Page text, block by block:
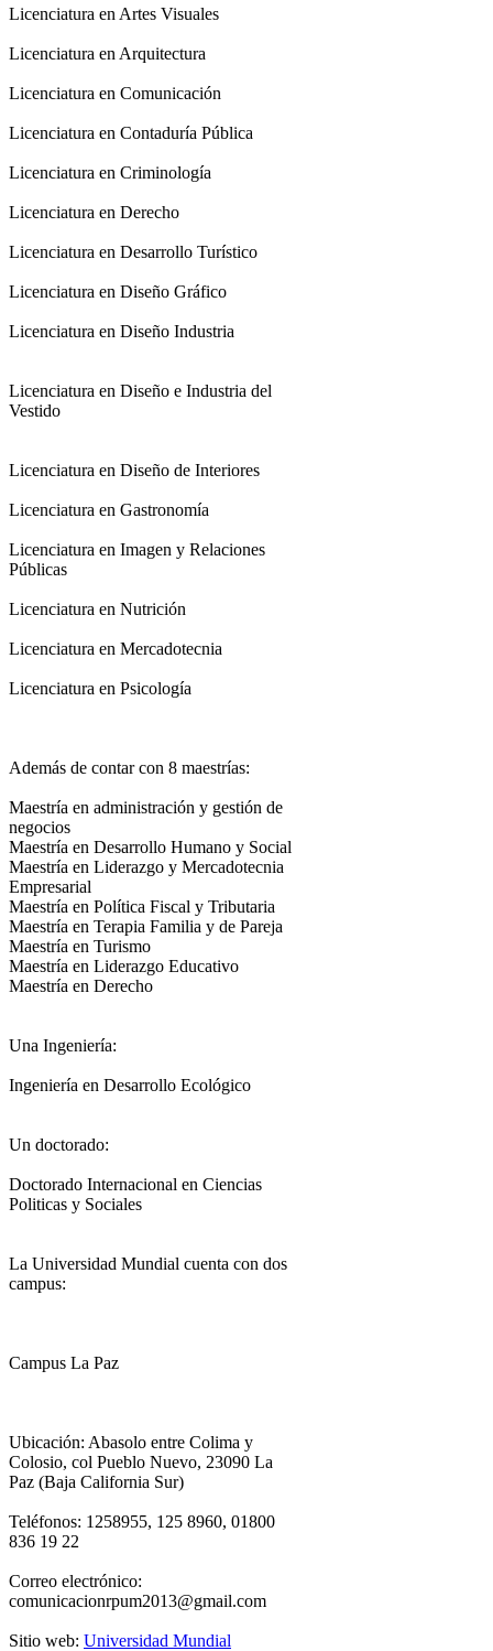
Licenciatura en Artes Visuales
Licenciatura en Arquitectura
Licenciatura en Comunicación
Licenciatura en Contaduría Pública
Licenciatura en Criminología
Licenciatura en Derecho
Licenciatura en Desarrollo Turístico
Licenciatura en Diseño Gráfico
Licenciatura en Diseño Industria
Licenciatura en Diseño e Industria del
Vestido
Licenciatura en Diseño de Interiores
Licenciatura en Gastronomía
Licenciatura en Imagen y Relaciones
Públicas
Licenciatura en Nutrición
Licenciatura en Mercadotecnia
Licenciatura en Psicología
Además de contar con 8 maestrías:
Maestría en administración y gestión de
negocios
Maestría en Desarrollo Humano y Social
Maestría en Liderazgo y Mercadotecnia
Empresarial
Maestría en Política Fiscal y Tributaria
Maestría en Terapia Familia y de Pareja
Maestría en Turismo
Maestría en Liderazgo Educativo
Maestría en Derecho
Una Ingeniería:
Ingeniería en Desarrollo Ecológico
Un doctorado:
Doctorado Internacional en Ciencias
Politicas y Sociales
La Universidad Mundial cuenta con dos
campus:
Campus La Paz
Ubicación: Abasolo entre Colima y
Colosio, col Pueblo Nuevo, 23090 La
Paz (Baja California Sur)
Teléfonos: 1258955, 125 8960, 01800
836 19 22
Correo electrónico:
comunicacionrpum2013@gmail.com
Sitio web: Universidad Mundial